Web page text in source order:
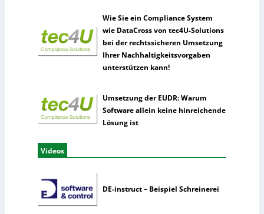
Wie Sie ein Compliance System
wie DataCross von tec4U-Solutions
bei der rechtssicheren Umsetzung
Ihrer Nachhaltigkeitsvorgaben
unterstützen kann!
Umsetzung der EUDR: Warum
Software allein keine hinreichende
Lösung ist
Videos
DE-instruct – Beispiel Schreinerei